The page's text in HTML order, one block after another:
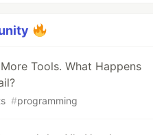
Tools. What Happens
#programming